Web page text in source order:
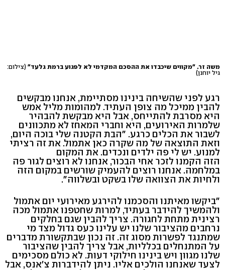
משה זר. "מקווים שיכבדו את ההסכם המקדמי לא לפגוע ברמת גלעד" (צילום:
גיל יוחנן)
רגע לפני שהשיחה בינינו מסתיימת, אנחנו מבקשים
להבין ממיכל מה צופן העתיד. למהומות מליל אמש
היא מסרבת להתייחס, אבל היא מבקשת להבהיר
שלמרות האירועים, היא וחברי המאחז לא מתכוונים
לשבור את הכלים כרגע. "הבת הקטנה שלי בוכה היום,
וזאת התוצאה של מה שקרה כאן אתמול. את זה רציתי
למנוע. יש לי פה ילדים ונכדים. את המקום
הזה הקמנו לזכר אחי הבכור, אנחנו לא רוצים לגור פה
במלחמה. אנחנו רוצים להעמיק שורשים במקום הזה
ולחיות את הצוואה שלו בשקט ובשלווה".
"ביקשו מאיתנו והסכמנו להירגע מאירועי יום אתמול
ולהמשיך להידבר בעתיד, למרות שחטפנו אתמול מכה
רצינית מתחת לחגורה. צריך להבין שגם בחלקים
נרחבים מהציבור שלנו יש עלינו כעס גדול מצד מי
שמתנגד לפשרות מסוג זה. זה נכון שבתקשורת מדברים
על המתנחלים בכלליות, אבל צריך להבין שהציבור
שלנו מגוון ויש בינינו חילוקי דעות. לא כולם מסכימים
לצעד שאנחנו הולכים אליו. ניתן להידברות צ'אנס, אבל